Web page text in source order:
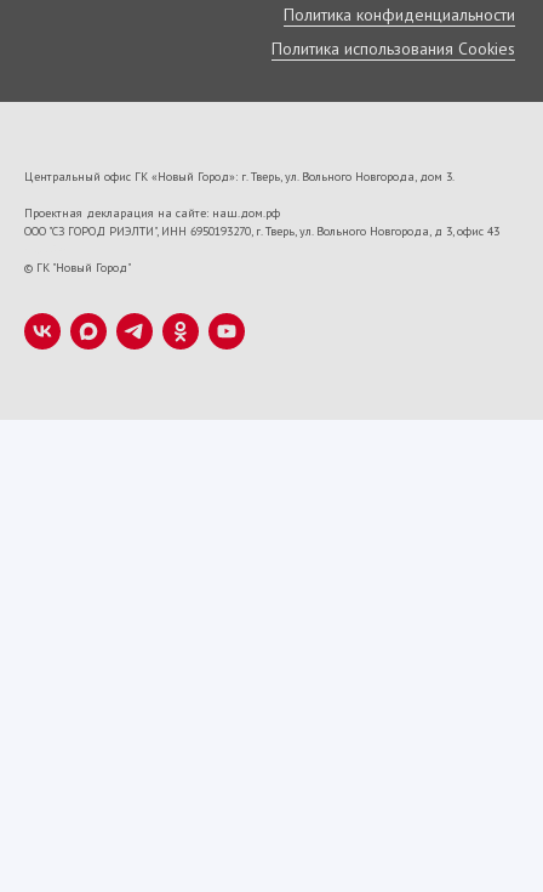
Политика конфиденциальности
Политика использования Cookies
Центральный офис ГК «Новый Город»: г. Тверь, ул. Вольного Новгорода, дом 3.
Проектная декларация на сайте: наш.дом.рф
ООО "СЗ ГОРОД РИЭЛТИ", ИНН 6950193270, г. Тверь, ул. Вольного Новгорода, д 3, офис 43
© ГК "Новый Город"